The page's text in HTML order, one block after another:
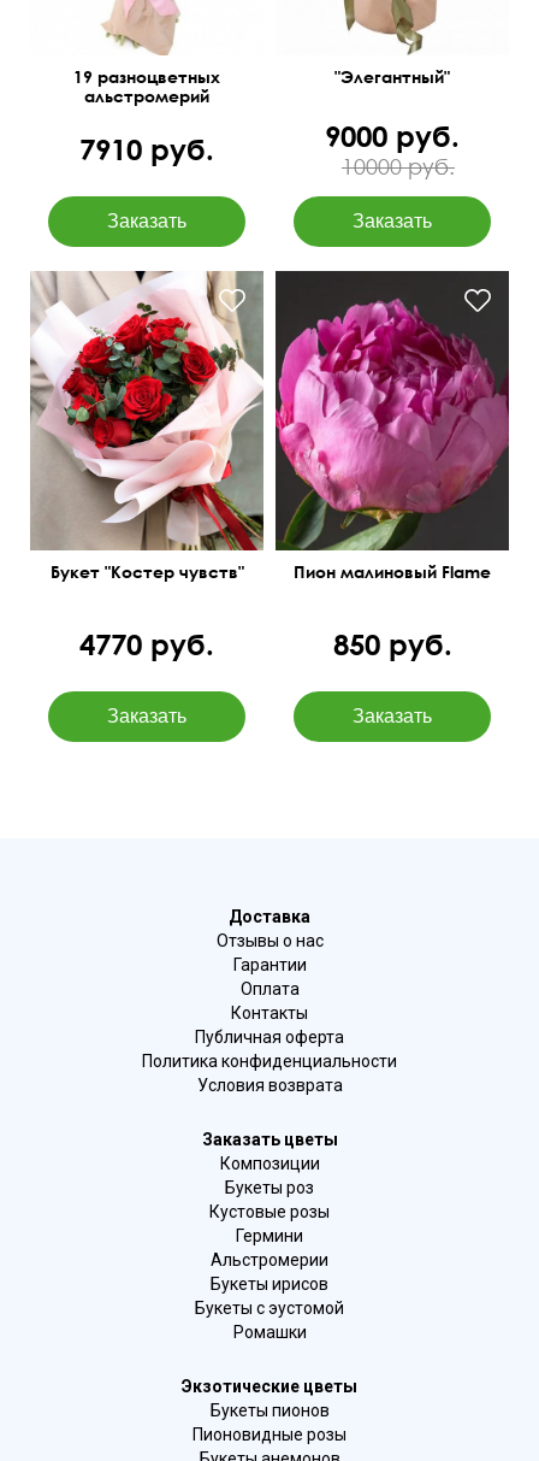
19 разноцветных
альстромерий
7910 руб.
"Элегантный"
9000 руб.
10000 руб.
Букет "Костер чувств"
4770 руб.
Пион малиновый Flame
850 руб.
Доставка
Отзывы о нас
Гарантии
Оплата
Контакты
Публичная оферта
Политика конфиденциальности
Условия возврата
Заказать цветы
Композиции
Букеты роз
Кустовые розы
Гермини
Альстромерии
Букеты ирисов
Букеты с эустомой
Ромашки
Экзотические цветы
Букеты пионов
Пионовидные розы